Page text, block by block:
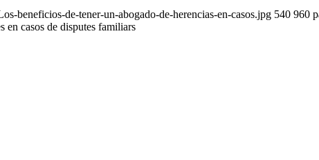
beneficios-de-tener-un-abogado-de-herencias-en-casos.jpg 540 960
en casos de disputes familiars